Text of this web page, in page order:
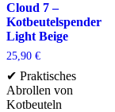
Cloud 7 –
Kotbeutelspender
Light Beige
25,90 €
✔ Praktisches
Abrollen von
Kotbeuteln